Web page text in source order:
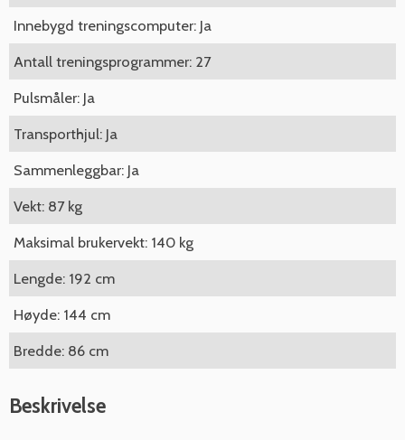
Innebygd treningscomputer: Ja
Antall treningsprogrammer: 27
Pulsmåler: Ja
Transporthjul: Ja
Sammenleggbar: Ja
Vekt: 87 kg
Maksimal brukervekt: 140 kg
Lengde: 192 cm
Høyde: 144 cm
Bredde: 86 cm
Beskrivelse